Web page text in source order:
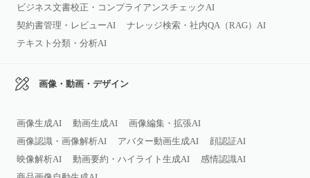
ビジネス文書校正・コンプライアンスチェックAI
契約書管理・レビューAI
ナレッジ検索・社内QA（RAG）AI
テキスト分類・分析AI
画像・動画・デザイン
画像生成AI 動画生成AI
画像編集・拡張AI
画像認識・画像解析AI
アバター動画生成AI
顔認証AI
映像解析AI
動画要約・ハイライト生成AI
感情認識AI